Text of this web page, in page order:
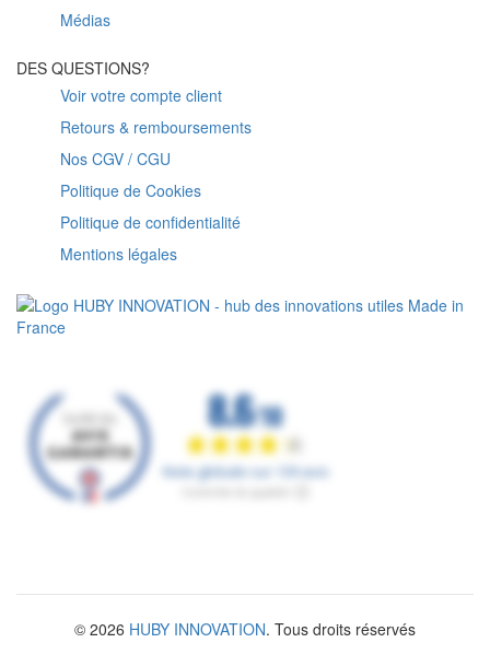
Médias
DES QUESTIONS?
Voir votre compte client
Retours & remboursements
Nos CGV / CGU
Politique de Cookies
Politique de confidentialité
Mentions légales
© 2026 HUBY INNOVATION. Tous droits réservés